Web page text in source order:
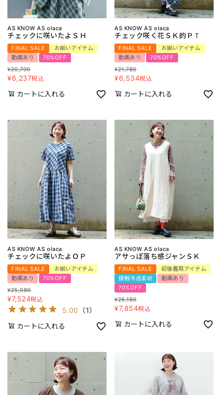
AS KNOW AS olaca
チェックに咲いたよＳＨ
FINAL SALE
お揃いアイテム
動画あり
70%OFF
¥20,790
¥6,237税込
カートに入れる
AS KNOW AS olaca
チェック咲く花ＳＫ的ＰＴ
FINAL SALE
お揃いアイテム
動画あり
70%OFF
¥21,780
¥6,534税込
カートに入れる
AS KNOW AS olaca
チェックに咲いたよＯＰ
FINAL SALE
お揃いアイテム
動画あり
70%OFF
¥25,080
¥7,524税込
5.00 （1）
カートに入れる
AS KNOW AS olaca
アサっぽ落ち感ジャンＳＫ
FINAL SALE
前後着用アイテム
接触冷感素材
動画あり
70%OFF
¥26,180
¥7,854税込
カートに入れる